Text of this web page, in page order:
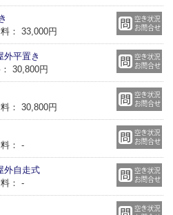
： 33,000円
外平置き
30,800円
： 30,800円
： -
外自走式
： -